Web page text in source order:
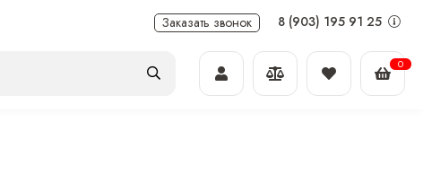
Заказать звонок 8 (903) 195 91 25
0